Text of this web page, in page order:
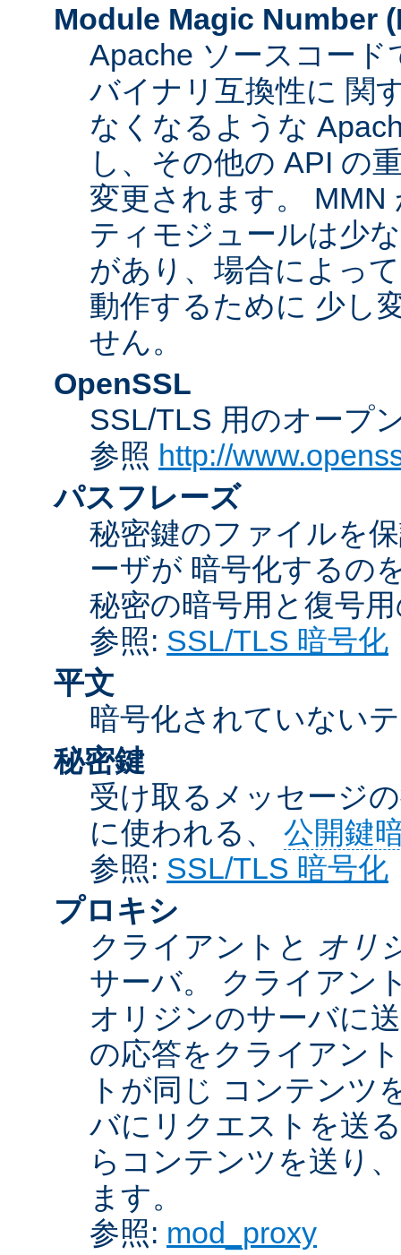
Module Magic Number (
Apache ソースコー
バイナリ互換性に 関
なくなるような
し、その他の API の
変更されます。
ティモジュールは少
があり、場合によっ
動作するために 少し
せん。
OpenSSL
SSL/TLS 用のオープ
参照 http://
パスフレーズ
秘密鍵のファイルを
ーザが 暗号化するの
秘密の暗号用と復号
参照: SSL/TLS 暗号化
平文
暗号化されていない
秘密鍵
受け取るメッセージ
に使われる、 公開鍵
参照: SSL/TLS 暗号化
プロキシ
クライアントと オリ
サーバ。 クライアン
オリジンのサーバに
の応答をクライアン
トが同じ コンテンツ
バにリクエストを送
らコンテンツを送り
ます。
参照: mod_proxy